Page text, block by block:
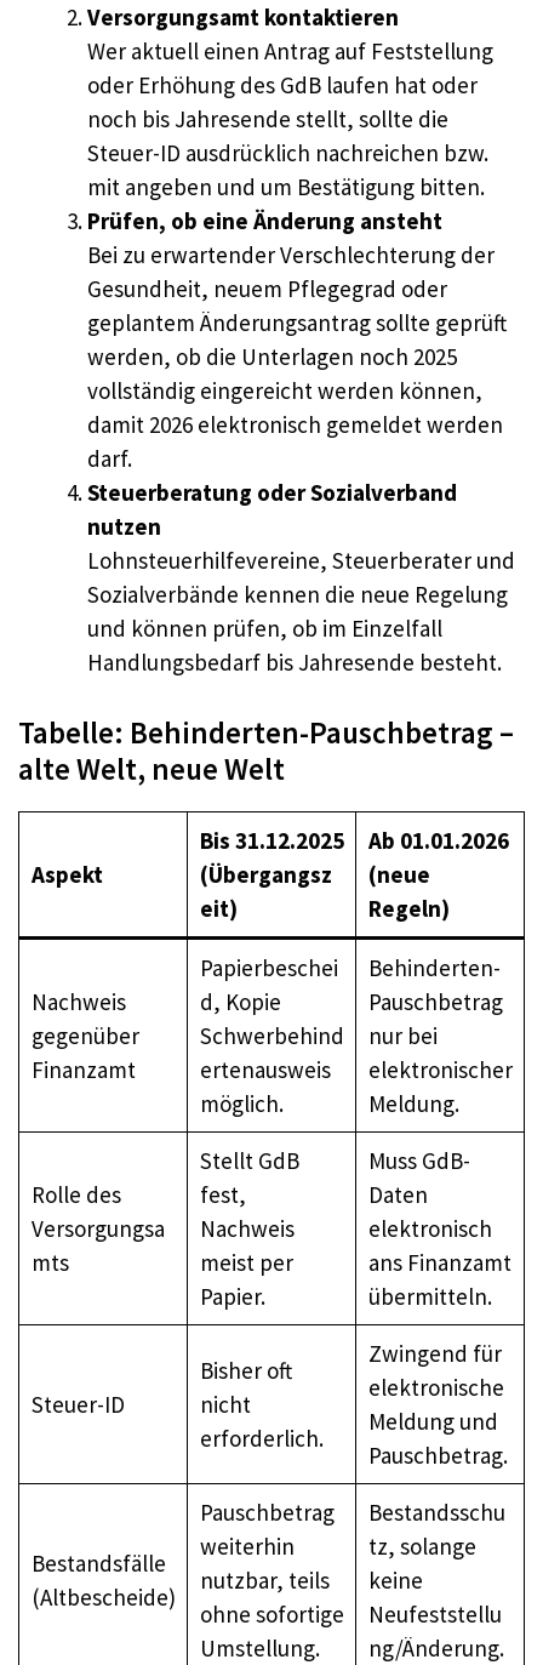
Versorgungsamt kontaktieren
Wer aktuell einen Antrag auf Feststellung
oder Erhöhung des GdB laufen hat oder
noch bis Jahresende stellt, sollte die
Steuer-ID ausdrücklich nachreichen bzw.
mit angeben und um Bestätigung bitten.
Prüfen, ob eine Änderung ansteht
Bei zu erwartender Verschlechterung der
Gesundheit, neuem Pflegegrad oder
geplantem Änderungsantrag sollte geprüft
werden, ob die Unterlagen noch 2025
vollständig eingereicht werden können,
damit 2026 elektronisch gemeldet werden
darf.
Steuerberatung oder Sozialverband
nutzen
Lohnsteuerhilfevereine, Steuerberater und
Sozialverbände kennen die neue Regelung
und können prüfen, ob im Einzelfall
Handlungsbedarf bis Jahresende besteht.
Tabelle: Behinderten-Pauschbetrag –
alte Welt, neue Welt
Aspekt
Bis 31.12.2025
(Übergangsz
eit)
Ab 01.01.2026
(neue
Regeln)
Nachweis
gegenüber
Finanzamt
Papierbeschei
d, Kopie
Schwerbehind
ertenausweis
möglich.
Behinderten-
Pauschbetrag
nur bei
elektronischer
Meldung.
Rolle des
Versorgungsa
mts
Stellt GdB
fest,
Nachweis
meist per
Papier.
Muss GdB-
Daten
elektronisch
ans Finanzamt
übermitteln.
Steuer-ID
Bisher oft
nicht
erforderlich.
Zwingend für
elektronische
Meldung und
Pauschbetrag.
Bestandsfälle
(Altbescheide)
Pauschbetrag
weiterhin
nutzbar, teils
ohne sofortige
Umstellung.
Bestandsschu
tz, solange
keine
Neufeststellu
ng/Änderung.